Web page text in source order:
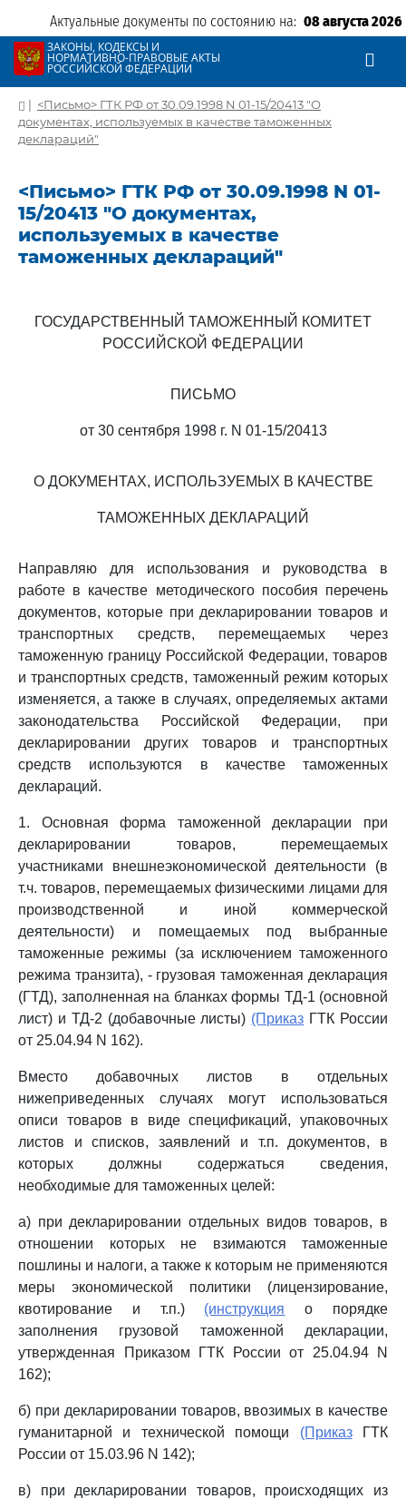
Актуальные документы по состоянию на: 08 августа 2026
ЗАКОНЫ, КОДЕКСЫ И
НОРМАТИВНО-ПРАВОВЫЕ АКТЫ
РОССИЙСКОЙ ФЕДЕРАЦИИ
| <Письмо> ГТК РФ от 30.09.1998 N 01-15/20413 "О
документах, используемых в качестве таможенных
деклараций"
<Письмо> ГТК РФ от 30.09.1998 N 01-
15/20413 "О документах,
используемых в качестве
таможенных деклараций"
ГОСУДАРСТВЕННЫЙ ТАМОЖЕННЫЙ КОМИТЕТ
РОССИЙСКОЙ ФЕДЕРАЦИИ
ПИСЬМО
от 30 сентября 1998 г. N 01-15/20413
О ДОКУМЕНТАХ, ИСПОЛЬЗУЕМЫХ В КАЧЕСТВЕ
ТАМОЖЕННЫХ ДЕКЛАРАЦИЙ
Направляю для использования и руководства в
работе в качестве методического пособия перечень
документов, которые при декларировании товаров и
транспортных средств, перемещаемых через
таможенную границу Российской Федерации, товаров
и транспортных средств, таможенный режим которых
изменяется, а также в случаях, определяемых актами
законодательства Российской Федерации, при
декларировании других товаров и транспортных
средств используются в качестве таможенных
деклараций.
1. Основная форма таможенной декларации при
декларировании товаров, перемещаемых
участниками внешнеэкономической деятельности (в
т.ч. товаров, перемещаемых физическими лицами для
производственной и иной коммерческой
деятельности) и помещаемых под выбранные
таможенные режимы (за исключением таможенного
режима транзита), - грузовая таможенная декларация
(ГТД), заполненная на бланках формы ТД-1 (основной
лист) и ТД-2 (добавочные листы) (Приказ ГТК России
от 25.04.94 N 162).
Вместо добавочных листов в отдельных
нижеприведенных случаях могут использоваться
описи товаров в виде спецификаций, упаковочных
листов и списков, заявлений и т.п. документов, в
которых должны содержаться сведения,
необходимые для таможенных целей:
а) при декларировании отдельных видов товаров, в
отношении которых не взимаются таможенные
пошлины и налоги, а также к которым не применяются
меры экономической политики (лицензирование,
квотирование и т.п.) (инструкция о порядке
заполнения грузовой таможенной декларации,
утвержденная Приказом ГТК России от 25.04.94 N
162);
б) при декларировании товаров, ввозимых в качестве
гуманитарной и технической помощи (ПриказГТК
России от 15.03.96 N 142);
в) при декларировании товаров, происходящих из